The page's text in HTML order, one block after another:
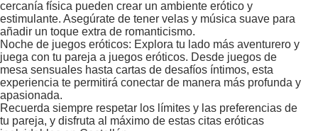
cercanía física pueden crear un ambiente erótico y
estimulante. Asegúrate de tener velas y música suave para
añadir un toque extra de romanticismo.
Noche de juegos eróticos: Explora tu lado más aventurero y
juega con tu pareja a juegos eróticos. Desde juegos de
mesa sensuales hasta cartas de desafíos íntimos, esta
experiencia te permitirá conectar de manera más profunda y
apasionada.
Recuerda siempre respetar los límites y las preferencias de
tu pareja, y disfruta al máximo de estas citas eróticas